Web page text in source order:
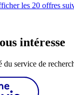
les 20 offres
intéresse
du service de